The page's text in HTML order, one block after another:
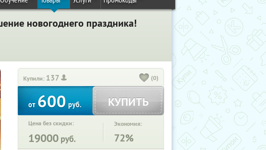
новогоднего праздника!
Купили: 137 (0)
от600руб. КУПИТЬ
Цена без скидки:
19000 руб.
Экономия:
72%